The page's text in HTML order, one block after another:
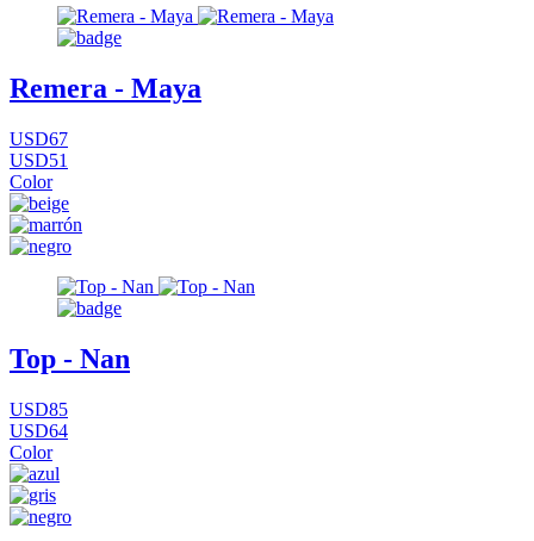
Remera - Maya
USD67
USD51
Color
Top - Nan
USD85
USD64
Color